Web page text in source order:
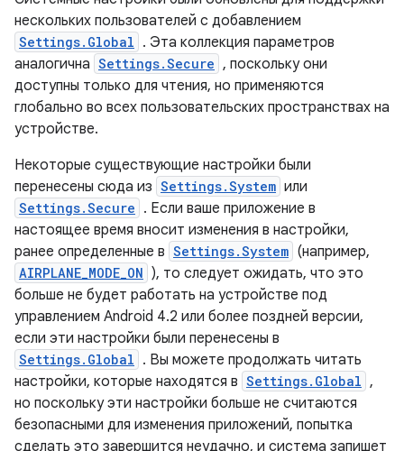
нескольких пользователей с добавлением
Settings.Global . Эта коллекция параметров
аналогична Settings.Secure , поскольку они
доступны только для чтения, но применяются
глобально во всех пользовательских пространствах на
устройстве.
Некоторые существующие настройки были
перенесены сюда из Settings.System или
Settings.Secure . Если ваше приложение в
настоящее время вносит изменения в настройки,
ранее определенные в Settings.System (например,
AIRPLANE_MODE_ON ), то следует ожидать, что это
больше не будет работать на устройстве под
управлением Android 4.2 или более поздней версии,
если эти настройки были перенесены в
Settings.Global . Вы можете продолжать читать
настройки, которые находятся в Settings.Global ,
но поскольку эти настройки больше не считаются
безопасными для изменения приложений, попытка
сделать это завершится неудачно, и система запишет